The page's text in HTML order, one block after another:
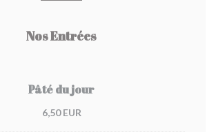
Nos Entrées
Pâté du jour
6,50 EUR